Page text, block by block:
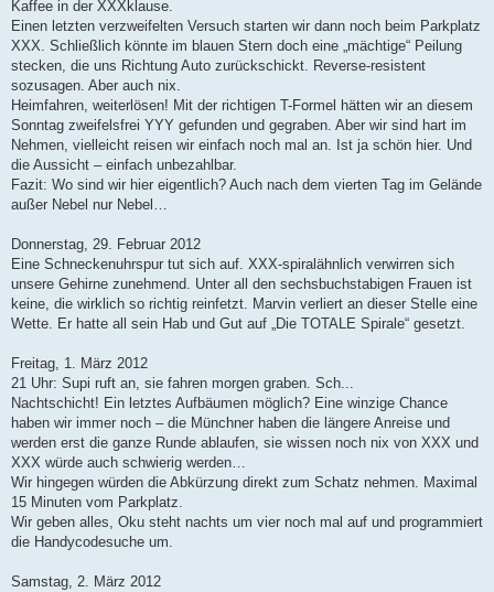
Kaffee in der XXXklause.
Einen letzten verzweifelten Versuch starten wir dann noch beim Parkplatz
XXX. Schließlich könnte im blauen Stern doch eine „mächtige“ Peilung
stecken, die uns Richtung Auto zurückschickt. Reverse-resistent
sozusagen. Aber auch nix.
Heimfahren, weiterlösen! Mit der richtigen T-Formel hätten wir an diesem
Sonntag zweifelsfrei YYY gefunden und gegraben. Aber wir sind hart im
Nehmen, vielleicht reisen wir einfach noch mal an. Ist ja schön hier. Und
die Aussicht – einfach unbezahlbar.
Fazit: Wo sind wir hier eigentlich? Auch nach dem vierten Tag im Gelände
außer Nebel nur Nebel…
Donnerstag, 29. Februar 2012
Eine Schneckenuhrspur tut sich auf. XXX-spiralähnlich verwirren sich
unsere Gehirne zunehmend. Unter all den sechsbuchstabigen Frauen ist
keine, die wirklich so richtig reinfetzt. Marvin verliert an dieser Stelle eine
Wette. Er hatte all sein Hab und Gut auf „Die TOTALE Spirale“ gesetzt.
Freitag, 1. März 2012
21 Uhr: Supi ruft an, sie fahren morgen graben. Sch...
Nachtschicht! Ein letztes Aufbäumen möglich? Eine winzige Chance
haben wir immer noch – die Münchner haben die längere Anreise und
werden erst die ganze Runde ablaufen, sie wissen noch nix von XXX und
XXX würde auch schwierig werden…
Wir hingegen würden die Abkürzung direkt zum Schatz nehmen. Maximal
15 Minuten vom Parkplatz.
Wir geben alles, Oku steht nachts um vier noch mal auf und programmiert
die Handycodesuche um.
Samstag, 2. März 2012